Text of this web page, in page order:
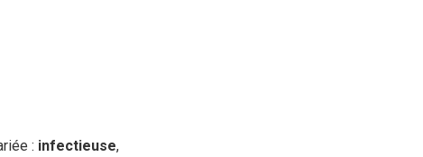
: infectieuse,